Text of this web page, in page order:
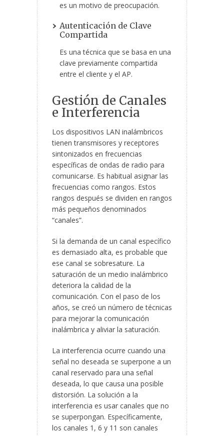
es un motivo de preocupación.
Autenticación de Clave
Compartida
Es una técnica que se basa en una
clave previamente compartida
entre el cliente y el AP.
Gestión de Canales
e Interferencia
Los dispositivos LAN inalámbricos
tienen transmisores y receptores
sintonizados en frecuencias
específicas de ondas de radio para
comunicarse. Es habitual asignar las
frecuencias como rangos. Estos
rangos después se dividen en rangos
más pequeños denominados
“canales”.
Si la demanda de un canal específico
es demasiado alta, es probable que
ese canal se sobresature. La
saturación de un medio inalámbrico
deteriora la calidad de la
comunicación. Con el paso de los
años, se creó un número de técnicas
para mejorar la comunicación
inalámbrica y aliviar la saturación.
La interferencia ocurre cuando una
señal no deseada se superpone a un
canal reservado para una señal
deseada, lo que causa una posible
distorsión. La solución a la
interferencia es usar canales que no
se superpongan. Específicamente,
los canales 1, 6 y 11 son canales